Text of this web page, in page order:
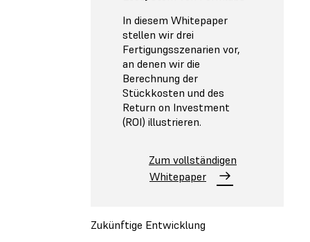
In diesem Whitepaper
stellen wir drei
Fertigungsszenarien vor,
an denen wir die
Berechnung der
Stückkosten und des
Return on Investment
(ROI) illustrieren.
Zum vollständigen
Whitepaper
Zukünftige Entwicklung